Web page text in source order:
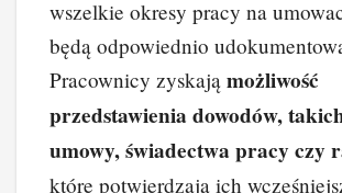
wszelkie okresy pracy na
będą odpowiednio
Pracownicy zyskają możliwość
przedstawienia dowodów,
umowy, świadectwa pracy czy
które potwierdzają ich